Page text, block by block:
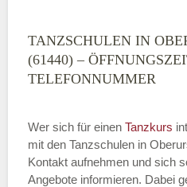
TANZSCHULEN IN
(61440) –
TELEFONNUMMER
Wer sich für einen Tanzkurs
mit den Tanzschulen in
Kontakt aufnehmen und sich
Angebote informieren. Dabei